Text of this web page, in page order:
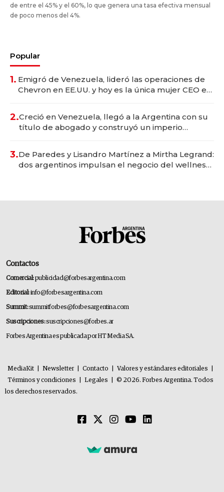
de entre el 45% y el 60%, lo que genera una tasa efectiva mensual
de poco menos del 4%.
Popular
1. Emigró de Venezuela, lideró las operaciones de
Chevron en EE.UU. y hoy es la única mujer CEO en
2.Creció en Venezuela, llegó a la Argentina con su
título de abogado y construyó un imperio
3.De Paredes y Lisandro Martínez a Mirtha Legrand:
dos argentinos impulsan el negocio del wellness
Contactos
Comercial:publicidad@forbesargentina.com
Editorial:info@forbesargentina.com
Summit:summitforbes@forbesargentina.com
Suscripciones:suscripciones@forbes.ar
Forbes Argentina es publicada por HT Media SA.
MediaKit Newsletter Contacto Valores y estándares editoriales
Términos y condiciones
Legales
© 2026. Forbes Argentina. Todos
los derechos reservados.